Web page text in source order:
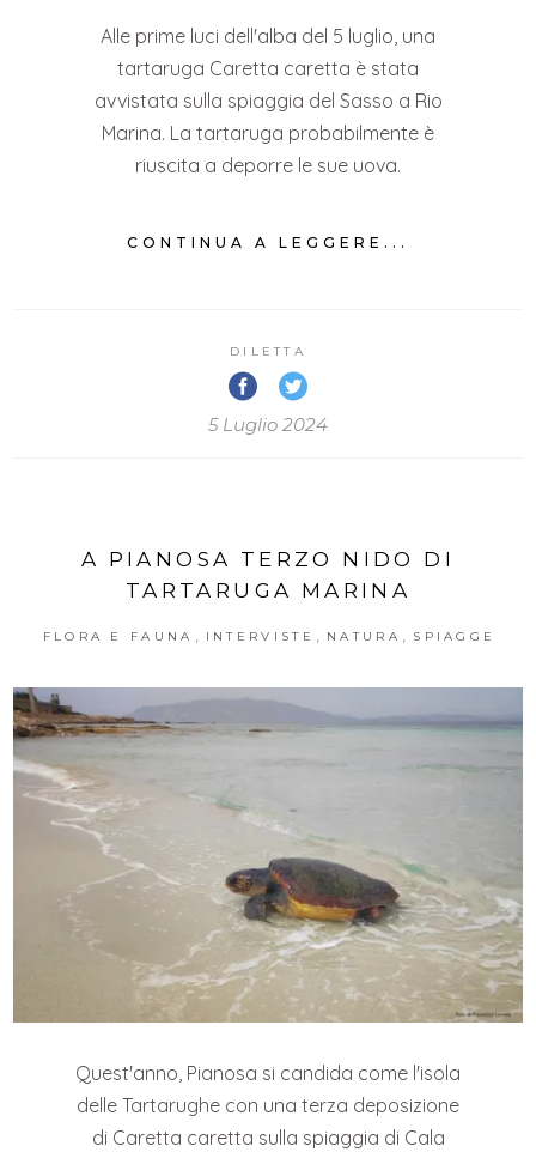
Alle prime luci dell'alba del 5 luglio, una
tartaruga Caretta caretta è stata
avvistata sulla spiaggia del Sasso a Rio
Marina. La tartaruga probabilmente è
riuscita a deporre le sue uova.
CONTINUA A LEGGERE...
DILETTA
5 Luglio 2024
A PIANOSA TERZO NIDO DI
TARTARUGA MARINA
FLORA E FAUNA INTERVISTE NATURA SPIAGGE
Quest'anno, Pianosa si candida come l'isola
delle Tartarughe con una terza deposizione
di Caretta caretta sulla spiaggia di Cala